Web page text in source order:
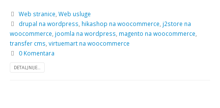
Web stranice, Web usluge
drupal na wordpress, hikashop na woocommerce, j2store na
woocommerce, joomla na wordpress, magento na woocommerce,
transfer cms, virtuemart na woocommerce
0 Komentara
DETALJNIJE...